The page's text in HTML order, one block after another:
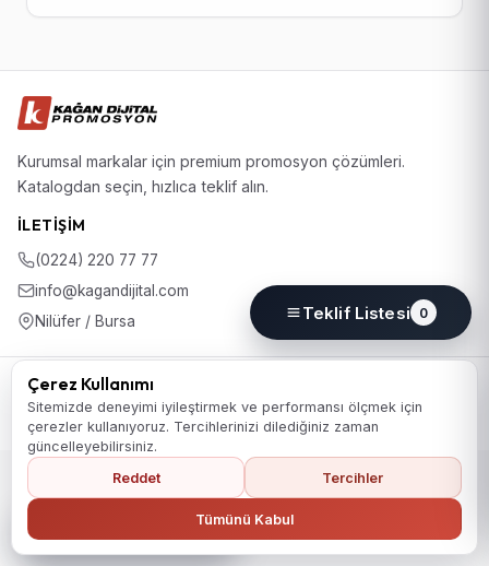
Kurumsal markalar için premium promosyon çözümleri.
Katalogdan seçin, hızlıca teklif alın.
İLETIŞIM
(0224) 220 77 77
info@kagandijital.com
Nilüfer / Bursa
© 2026 KD Promosyon. Tüm hakları saklıdır.
KoleksiyonHakkımızdaİletişimKVKK Aydınlatma Metni
Gizlilik PolitikasıÇerez PolitikasıÇerez Tercihleri
Ana Sayfaya Dön
Teklif Listesi 0
Çerez Kullanımı
Sitemizde deneyimi iyileştirmek ve performansı ölçmek için
çerezler kullanıyoruz. Tercihlerinizi dilediğiniz zaman
güncelleyebilirsiniz.
Reddet
Tercihler
Tümünü Kabul